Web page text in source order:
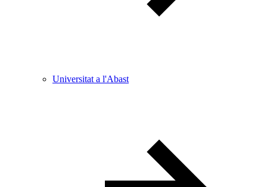
Universitat a l'Abast